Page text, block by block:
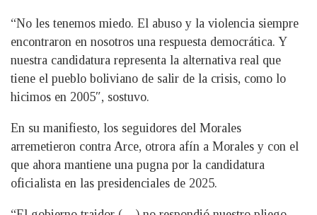
“No les tenemos miedo. El abuso y la violencia siempre
encontraron en nosotros una respuesta democrática. Y
nuestra candidatura representa la alternativa real que
tiene el pueblo boliviano de salir de la crisis, como lo
hicimos en 2005″, sostuvo.
En su manifiesto, los seguidores del Morales
arremetieron contra Arce, otrora afín a Morales y con el
que ahora mantiene una pugna por la candidatura
oficialista en las presidenciales de 2025.